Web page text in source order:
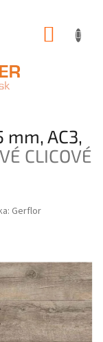
mm, AC3,
CLICOVÉ
Gerflor